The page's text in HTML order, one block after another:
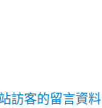
訪客的留言資料